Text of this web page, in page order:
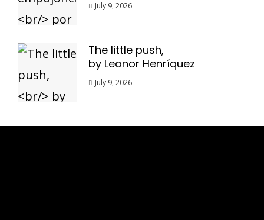
July 9, 2026
The little push,
by Leonor Henríquez
July 9, 2026